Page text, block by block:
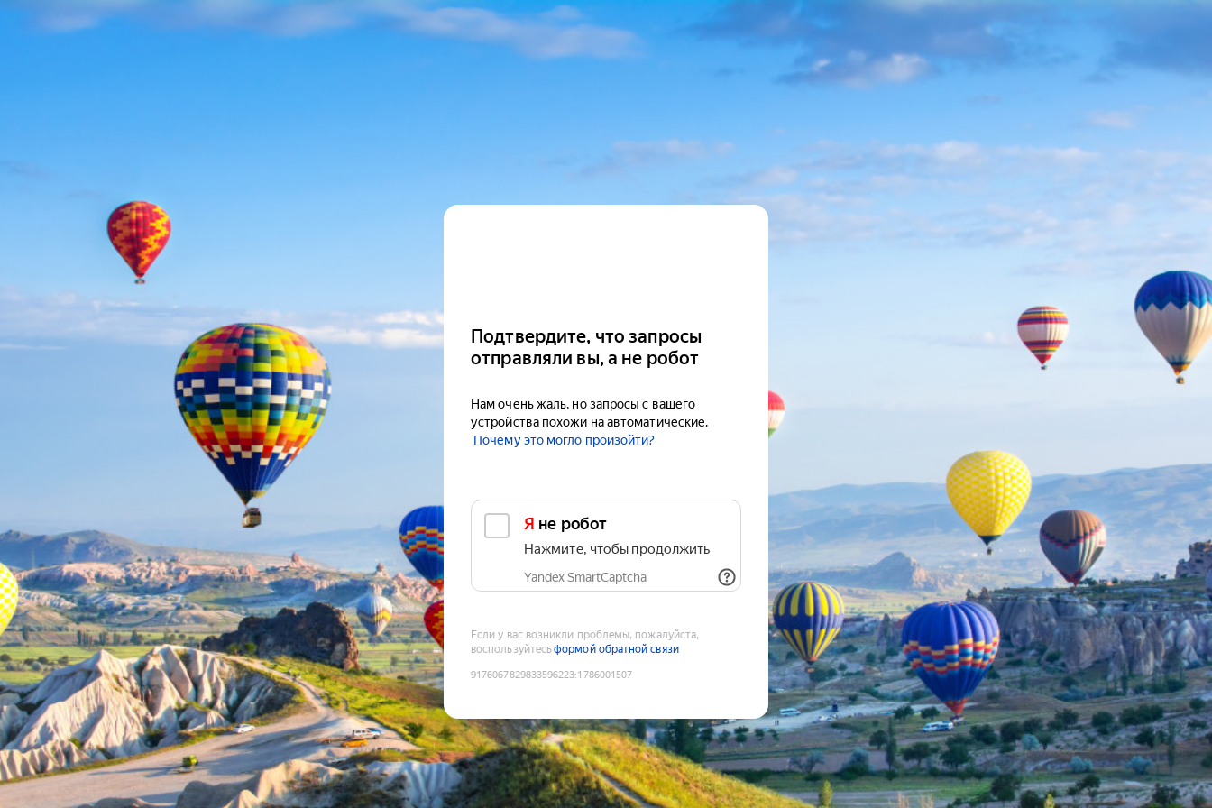
Подтвердите, что запросы
отправляли вы, а не робот
Нам очень жаль, но запросы с вашего
устройства похожи на автоматические.
Почему это могло произойти?
Я не робот
Нажмите, чтобы продолжить
Yandex SmartCaptcha
Если у вас возникли проблемы, пожалуйста,
воспользуйтесьформой обратной связи
9176067829833596223:1786001507